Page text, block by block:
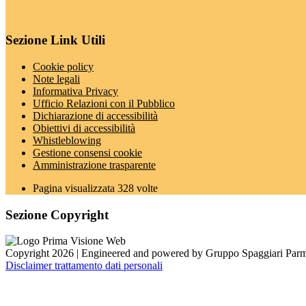
Sezione Link Utili
Cookie policy
Note legali
Informativa Privacy
Ufficio Relazioni con il Pubblico
Dichiarazione di accessibilità
Obiettivi di accessibilità
Whistleblowing
Gestione consensi cookie
Amministrazione trasparente
Pagina visualizzata 328 volte
Sezione Copyright
Copyright 2026 | Engineered and powered by Gruppo Spaggiari
Disclaimer trattamento dati personali